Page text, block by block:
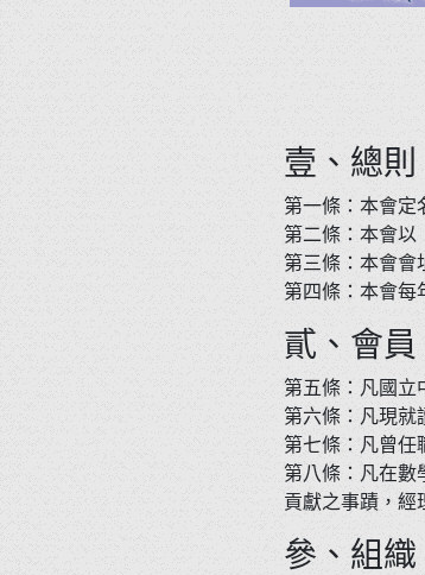
壹、總則
第一條：本會定
第二條：本會以
第三條：本會會
第四條：本會每
貳、會員
第五條：凡國立
第六條：凡現就
第七條：凡曾
第八條：凡在數
貢獻之事蹟，經
參、組織